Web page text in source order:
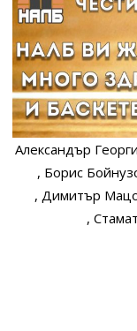
Александър
, Борис
, Димитър
,